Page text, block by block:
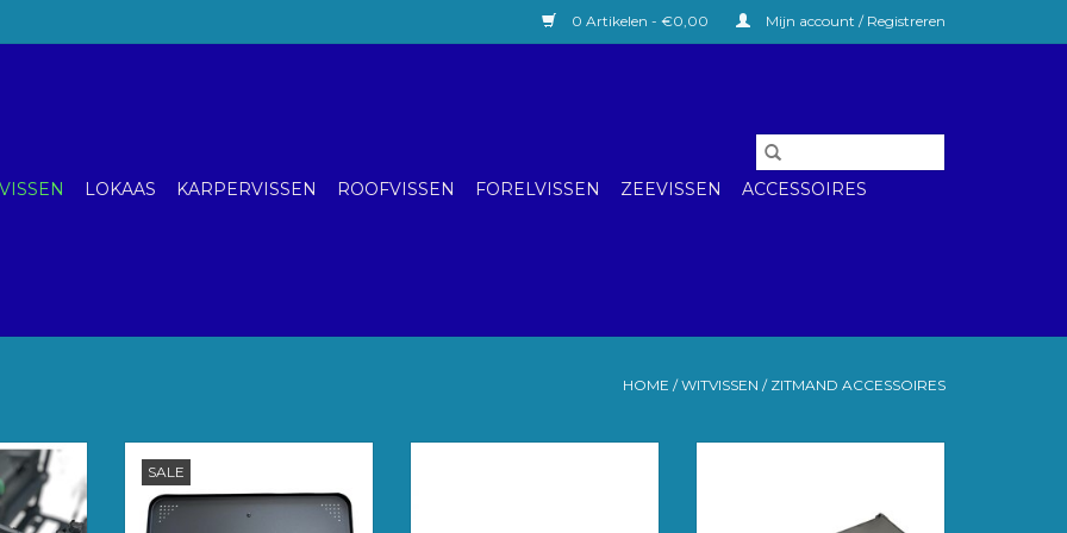
0 Artikelen - €0,00 Mijn account / Registreren
LOKAAS KARPERVISSEN ROOFVISSEN FORELVISSEN ZEEVISSEN
ACCESSOIRES
HOME /WITVISSEN / ZITMAND ACCESSOIRES
cradle
het
SALEMooi compact zodat het
eenvoudig in een carryall past.
TOEVOEGEN AAN